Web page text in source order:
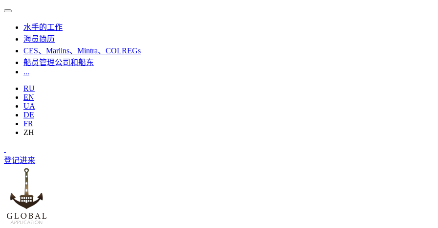
水手的工作
海员简历
CES、Marlins、Mintra、COLREGs
船员管理公司和船东
...
RU
EN
UA
DE
FR
ZH
登记进来